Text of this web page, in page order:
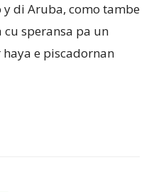
di Aruba, como tambe
speransa pa un
e piscadornan